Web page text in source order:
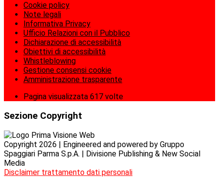
Cookie policy
Note legali
Informativa Privacy
Ufficio Relazioni con il Pubblico
Dichiarazione di accessibilità
Obiettivi di accessibilità
Whistleblowing
Gestione consensi cookie
Amministrazione trasparente
Pagina visualizzata 617 volte
Sezione Copyright
Copyright 2026 | Engineered and powered by Gruppo
Spaggiari Parma S.p.A. | Divisione Publishing & New Social
Media
Disclaimer trattamento dati personali